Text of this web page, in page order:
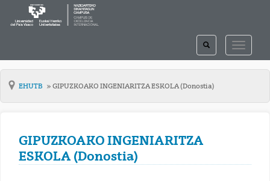
TOGGLE
TOGGLE
SEARCH
EHUTB GIPUZKOAKO INGENIARITZA ESKOLA (Donostia)
GIPUZKOAKO INGENIARITZA
ESKOLA (Donostia)